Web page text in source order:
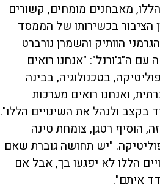
מאבחנים מומחים, קשורים
הציבור בכשירותו של הממסד
הוותיק והשמרן נורברט
עם ה"ג'ורנל": "אנחנו רואים
בטכנולוגיה, בבינה
ואנחנו רואים מערכות
בקצב ולנהל את השינויים הללו".
הוסיף רטגן, צומחת טינה
"יש תחושה גוברת שאם
הללו לא יפגעו בך, אבל אם
איתם".